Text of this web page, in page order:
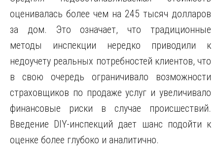
оценивалась более чем на 245 тысяч долларов
за дом. Это означает, что традиционные
методы инспекции нередко приводили к
недоучету реальных потребностей клиентов, что
в свою очередь ограничивало возможности
страховщиков по продаже услуг и увеличивало
финансовые риски в случае происшествий.
Введение DIY-инспекций дает шанс подойти к
оценке более глубоко и аналитично.